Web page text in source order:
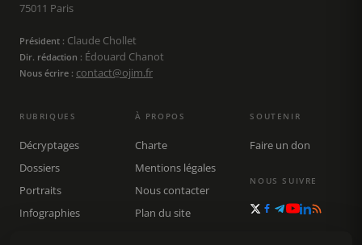
75011 Paris
Président : Claude Chollet
Dir. rédaction : Édouard Chanot
Nous écrire : contact@ojim.fr
RUBRIQUES
Décryptages
Dossiers
Portraits
Infographies
À PROPOS
Charte
Mentions légales
Nous contacter
Plan du site
SOUTENIR
Faire un don
NOUS SUIVRE